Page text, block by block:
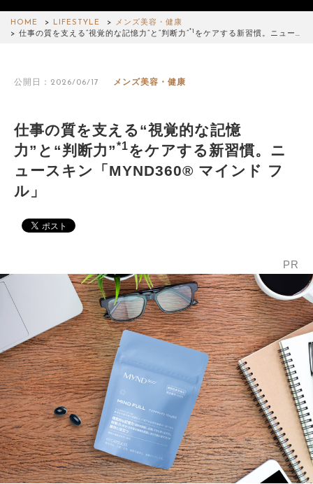
HOME LIFESTYLE
メンズ美容・健康
仕事の質を支える“視覚的な記憶力”と“判断力”*1 をケアする新習慣。ニュー…
公開日：2026/06/17 メンズ美容・健康
仕事の質を支える“視覚的な記憶
力”と“判断力”*1をケアする新習慣。ニ
ュースキン「MYND360® マインド フ
ル」
PR